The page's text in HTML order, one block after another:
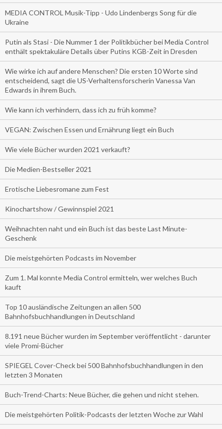
MEDIA CONTROL Musik-Tipp - Udo Lindenbergs Song für die
Ukraine
Putin als Stasi - Die Nummer 1 der Politikbücher bei Media Control
enthält spektakuläre Details über Putins KGB-Zeit in Dresden
Wie wirke ich auf andere Menschen? Die ersten 10 Worte sind
entscheidend, sagt die US-Verhaltensforscherin Vanessa Van
Edwards in ihrem Buch.
Wie kann ich verhindern, dass ich zu früh komme?
VEGAN: Zwischen Essen und Ernährung liegt ein Buch
Wie viele Bücher wurden 2021 verkauft?
Die Medien-Bestseller 2021
Erotische Liebesromane zum Fest
Kinochartshow / Gewinnspiel 2021
Weihnachten naht und ein Buch ist das beste Last Minute-
Geschenk
Die meistgehörten Podcasts im November
Zum 1. Mal konnte Media Control ermitteln, wer welches Buch
kauft
Top 10 ausländische Zeitungen an allen 500
Bahnhofsbuchhandlungen in Deutschland
8.191 neue Bücher wurden im September veröffentlicht - darunter
viele Promi-Bücher
SPIEGEL Cover-Check bei 500 Bahnhofsbuchhandlungen in den
letzten 3 Monaten
Buch-Trend-Charts: Neue Bücher, die gehen und nicht stehen.
Die meistgehörten Politik-Podcasts der letzten Woche zur Wahl